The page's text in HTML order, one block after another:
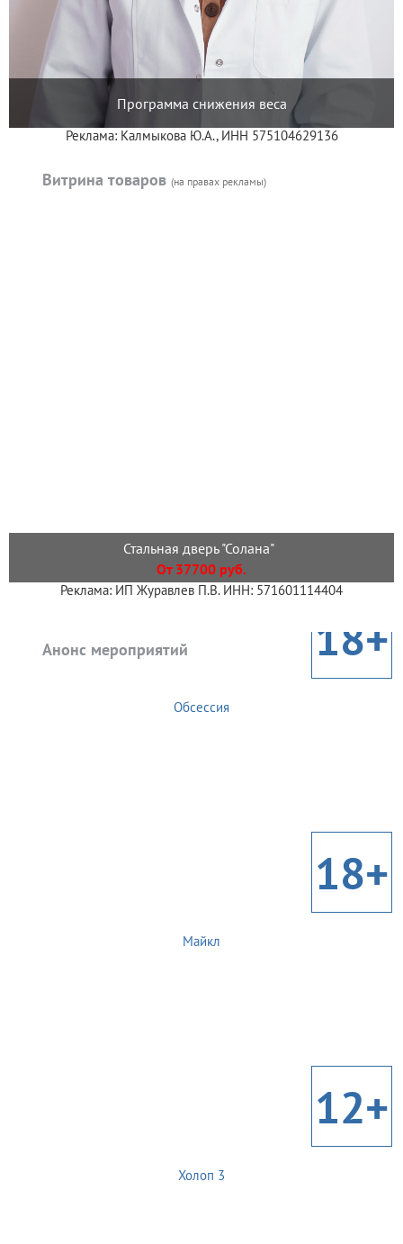
Программа снижения веса
Реклама: Калмыкова Ю.А., ИНН 575104629136
Витрина товаров (на правах рекламы)
Стальная дверь "Солана"
От 37700 руб.
Реклама: ИП Журавлев П.В. ИНН: 571601114404
Анонс мероприятий 18+
Обсессия
18+
Майкл
12+
Холоп 3